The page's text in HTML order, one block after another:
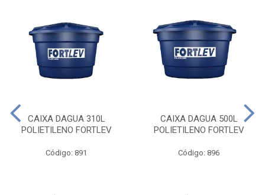
CAIXA DAGUA 310L
POLIETILENO FORTLEV
Código: 891
CAIXA DAGUA 500L
POLIETILENO FORTLEV
Código: 896